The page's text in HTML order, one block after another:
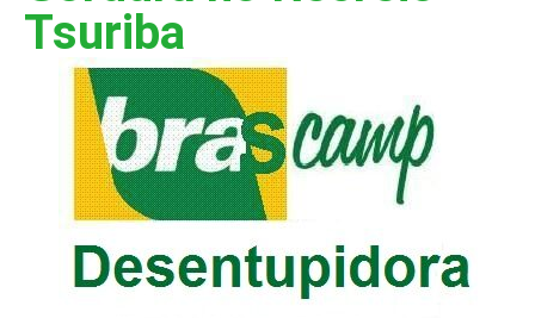
Tsuriba